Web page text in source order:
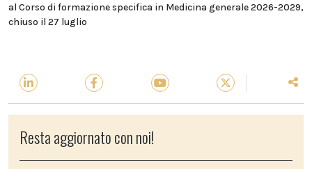
al Corso di formazione specifica in Medicina generale 2026-2029,
chiuso il 27 luglio
Resta aggiornato con noi!